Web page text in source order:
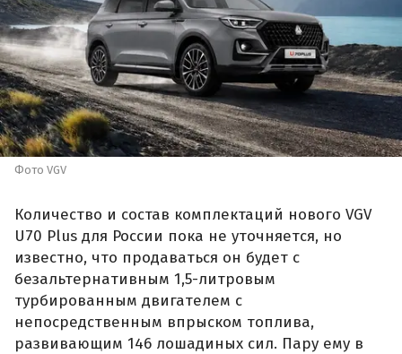
Фото VGV
Количество и состав комплектаций нового VGV
U70 Plus для России пока не уточняется, но
известно, что продаваться он будет с
безальтернативным 1,5-литровым
турбированным двигателем с
непосредственным впрыском топлива,
развивающим 146 лошадиных сил. Пару ему в